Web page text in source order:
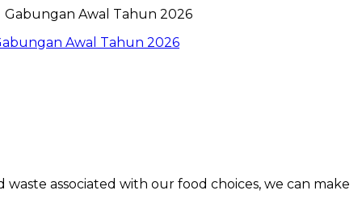
Awal Tahun 2026